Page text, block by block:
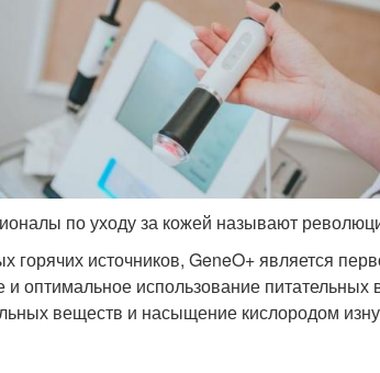
по уходу за кожей называют
горячих источников, GeneO+ является
и оптимальное использование
веществ и насыщение кислородом